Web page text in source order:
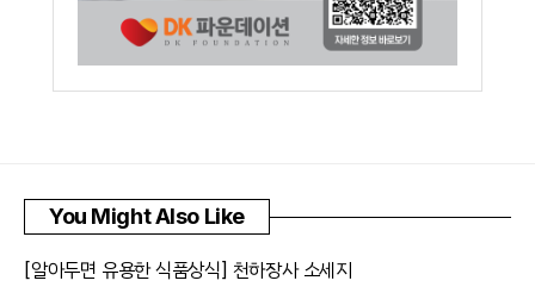
You Might Also Like
[알아두면 유용한 식품상식] 천하장사 소세지